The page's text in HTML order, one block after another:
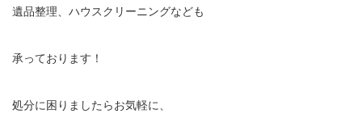
遺品整理、ハウスクリーニングなども
承っております！
処分に困りましたらお気軽に、